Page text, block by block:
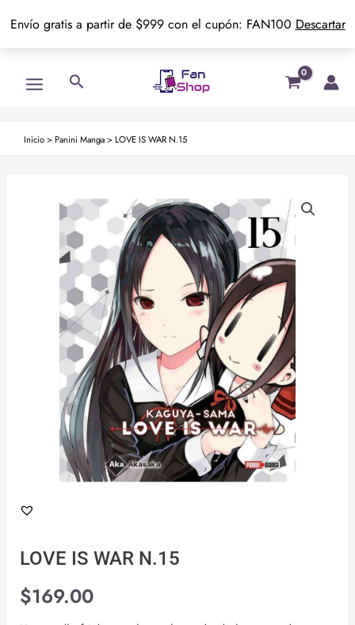
Envío gratis a partir de $999 con el cupón: FAN100 Descartar
Menu
Buscar
Inicio> Panini Manga> LOVE IS WAR N.15
LOVE IS WAR N.15
$169.00